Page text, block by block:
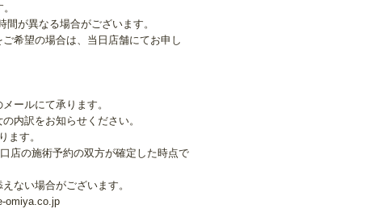
が異なる場合がございます。
希望の場合は、当日店舗にてお申し
ールにて承ります。
内訳をお知らせください。
ます。
店の施術予約の双方が確定した時点で
ない場合がございます。
omiya.co.jp